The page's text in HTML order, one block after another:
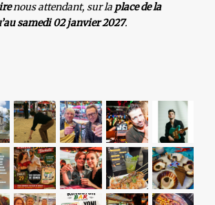
nous attendant, sur la place de la
samedi 02 janvier 2027.